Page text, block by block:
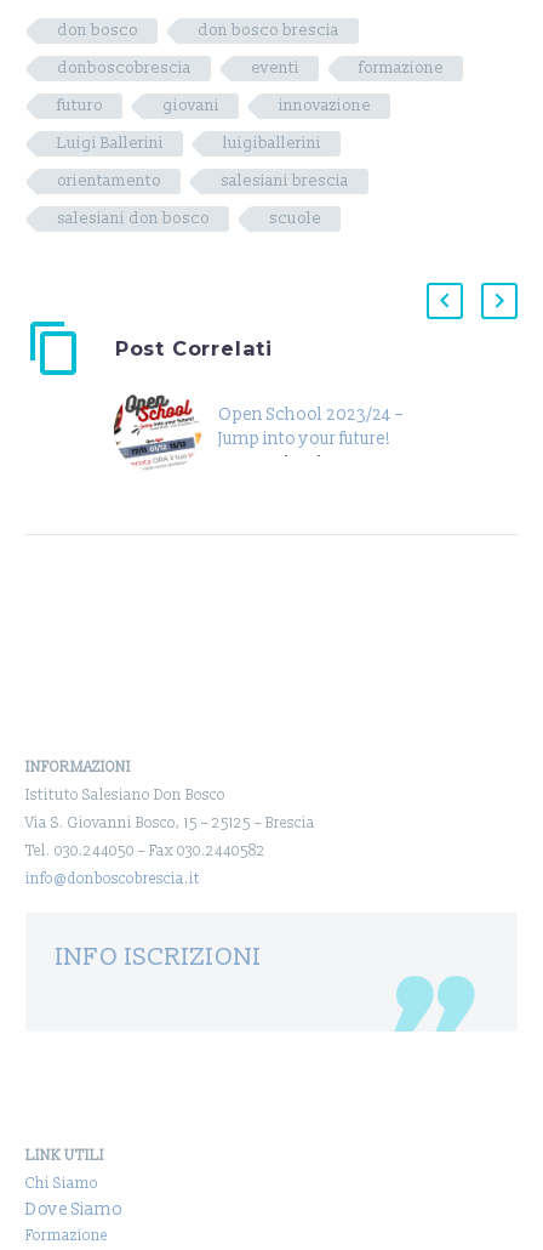
don bosco
don bosco brescia
donboscobrescia
eventi
formazione
futuro
giovani
innovazione
Luigi Ballerini
luigiballerini
orientamento
salesiani brescia
salesiani don bosco
scuole
Post Correlati
Open School 2023/24 –
Jump into your future!
Open School Don Bosco
scoprire oggi la scuola di
INFORMAZIONI
Istituto Salesiano Don Bosco
Via S. Giovanni Bosco, 15 – 25125 – Brescia
Tel. 030.244050 – Fax 030.2440582
info@donboscobrescia.it
INFO ISCRIZIONI
LINK UTILI
Chi Siamo
Dove Siamo
Formazione